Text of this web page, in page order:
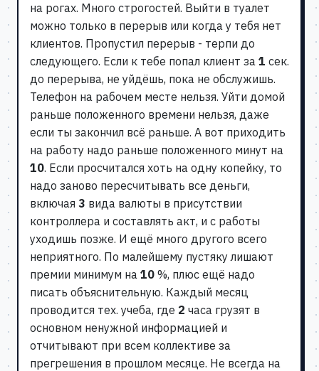
на рогах. Много строгостей. Выйти в туалет
можно только в перерыв или когда у тебя нет
клиентов. Пропустил перерыв - терпи до
следующего. Если к тебе попал клиент за 1 сек.
до перерыва, не уйдёшь, пока не обслужишь.
Телефон на рабочем месте нельзя. Уйти домой
раньше положенного времени нельзя, даже
если ты закончил всё раньше. А вот приходить
на работу надо раньше положенного минут на
10. Если просчитался хоть на одну копейку, то
надо заново пересчитывать все деньги,
включая 3 вида валюты в присутствии
контроллера и составлять акт, и с работы
уходишь позже. И ещё много другого всего
неприятного. По малейшему пустяку лишают
премии минимум на 10 %, плюс ещё надо
писать объяснительную. Каждый месяц
проводится тех. учеба, где 2 часа грузят в
основном ненужной информацией и
отчитывают при всем коллективе за
прегрешения в прошлом месяце. Не всегда на